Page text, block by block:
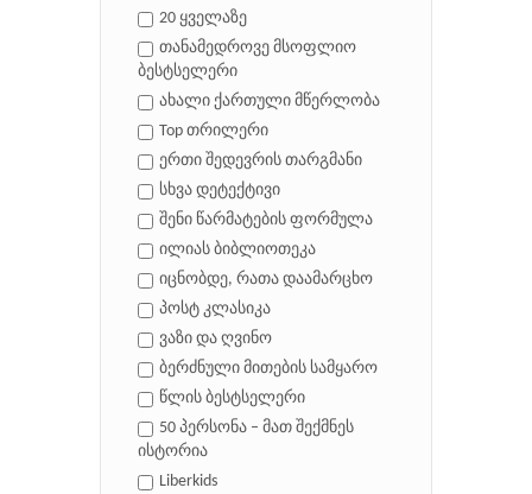
20 ყველაზე
თანამედროვე მსოფლიო
ბესტსელერი
ახალი ქართული მწერლობა
Top თრილერი
ერთი შედევრის თარგმანი
სხვა დეტექტივი
შენი წარმატების ფორმულა
ილიას ბიბლიოთეკა
იცნობდე, რათა დაამარცხო
პოსტ კლასიკა
ვაზი და ღვინო
ბერძნული მითების სამყარო
წლის ბესტსელერი
50 პერსონა – მათ შექმნეს
ისტორია
Liberkids